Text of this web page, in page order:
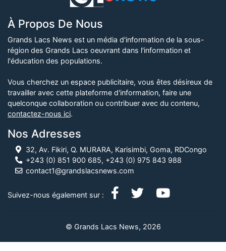
À Propos De Nous
Grands Lacs News est un média d'information de la sous-
région des Grands Lacs oeuvrant dans l'information et
l'éducation des populations.
Vous cherchez un espace publicitaire, vous êtes désireux de
travailler avec cette plateforme d'information, faire une
quelconque collaboration ou contribuer avec du contenu,
contactez-nous ici.
Nos Adresses
32, Av. Fikiri, Q. MURARA, Karisimbi, Goma, RDCongo
+243 (0) 851 900 685, +243 (0) 975 843 988
contact1@grandslacsnews.com
Suivez-nous également sur :
© Grands Lacs News, 2026